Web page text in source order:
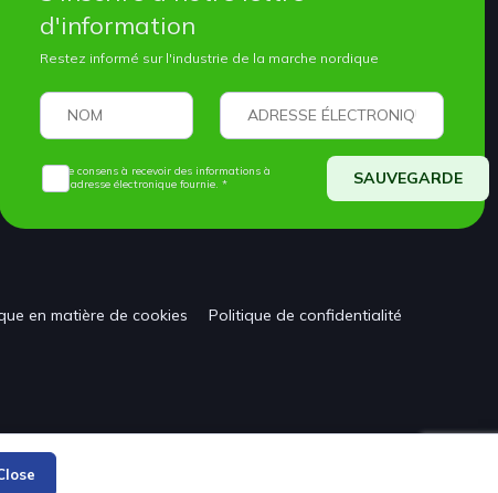
d'information
Restez informé sur l'industrie de la marche nordique
Je consens à recevoir des informations à
l'adresse électronique fournie. *
SAUVEGARDE
en matière de cookies
Politique de confidentialité